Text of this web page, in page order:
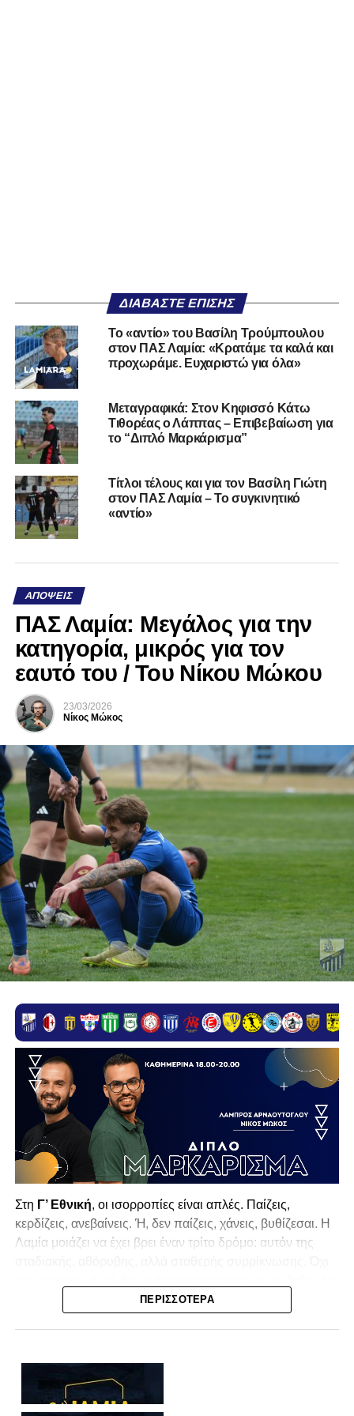
ΔΙΑΒΆΣΤΕ ΕΠΊΣΗΣ
Το «αντίο» του Βασίλη Τρούμπουλου
στον ΠΑΣ Λαμία: «Κρατάμε τα καλά και
προχωράμε. Ευχαριστώ για όλα»
Μεταγραφικά: Στον Κηφισσό Κάτω
Τιθορέας ο Λάππας – Επιβεβαίωση για
το “Διπλό Μαρκάρισμα”
Τίτλοι τέλους και για τον Βασίλη Γιώτη
στον ΠΑΣ Λαμία – Το συγκινητικό
«αντίο»
ΑΠΌΨΕΙΣ
ΠΑΣ Λαμία: Μεγάλος για την
κατηγορία, μικρός για τον
εαυτό του / Του Νίκου Μώκου
23/03/2026
Νίκος Μώκος
Στη Γ’ Εθνική, οι ισορροπίες είναι απλές. Παίζεις,
κερδίζεις, ανεβαίνεις. Ή, δεν παίζεις, χάνεις, βυθίζεσαι. Η
Λαμία μοιάζει να έχει βρει έναν τρίτο δρόμο: αυτόν της
της κατηγορίας. Της συρρίκνωσης της ίδιας της
Για μια ομάδα που πέρασε μια σχεδόν δεκαετία στα
σαλόνια τηςSuper League 1
ΠΕΡΙΣΣΌΤΕΡΑ